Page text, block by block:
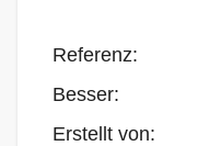
Hitparade
Forum
Referenz:
Besser:
Erstellt von: